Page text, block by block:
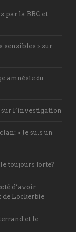
par la BBC et
sensibles » sur
amnésie du
sur l’investigation
« Je suis un
toujours forte?
d’avoir
de Lockerbie
et le